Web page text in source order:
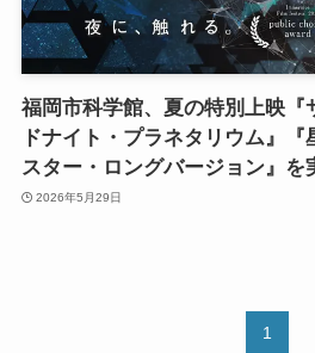
福岡市科学館、夏の特別上映『
ドナイト・プラネタリウム』
スター・ロングバージョン』を
2026年5月29日
1